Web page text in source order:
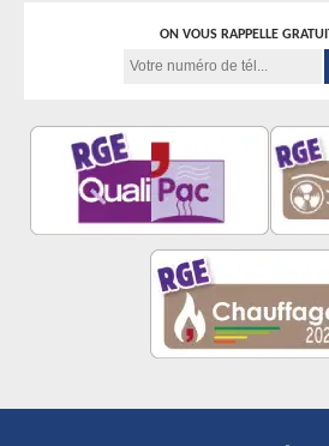
ON VOUS RAPPELLE